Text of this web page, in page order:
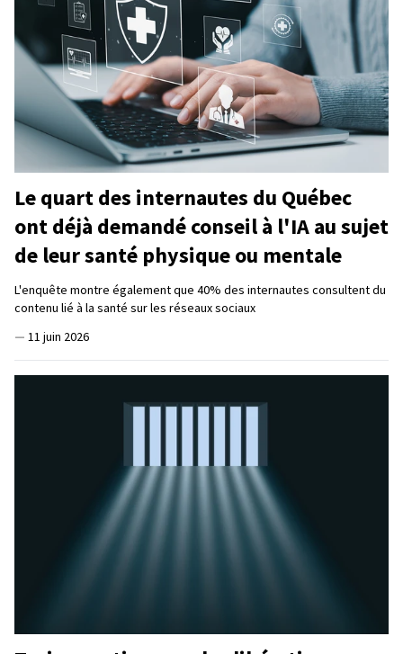
Le quart des internautes du Québec
ont déjà demandé conseil à l'IA au sujet
de leur santé physique ou mentale
L'enquête montre également que 40% des internautes consultent du
contenu lié à la santé sur les réseaux sociaux
— 11 juin 2026